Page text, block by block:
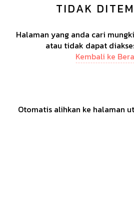
TIDAK
Halaman yang anda cari
atau tidak dapat
Kembali ke
Otomatis alihkan ke halaman